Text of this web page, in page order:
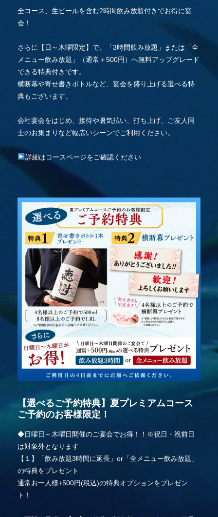
全コース、生ビールを含む2時間飲み放題付きでお得に宴
会！
さらに【日～木曜限定】で、「3時間飲み放題」または「全
メニュー飲み放題」（通常＋500円）へ無料アップグレード
できる特典付きです。
横断幕や寄せ書きボトルなど、宴会を盛り上げる選べる特
典もございます。
会社宴会をはじめ、接待や暑気払い、打ち上げ、ご友人同
士のお集まりなど幅広いシーンでご利用ください。
詳細はコースページをご確認ください
【選べるご予約特典】夏プレミアムコース
ご予約のお客様限定！
◆日曜日～木曜日開催のご宴会でお得！！※祝日・祝前日
は対象外となります
【１】「飲み放題3時間に延長」or「全メニュー飲み放題」
の特典をプレゼント
通常お一人様+500円(税込)の特典オプションをプレゼン
ト！